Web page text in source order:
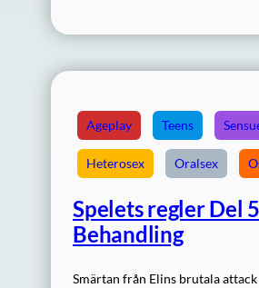
Ageplay Teens
Heterosex Oralsex
Spelets regler Del
Behandling
Smärtan från Elins brutala attack